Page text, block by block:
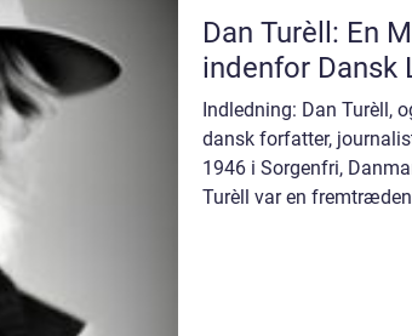
Dan Turèll: En
indenfor Dansk
Indledning: Dan Turèll,
dansk forfatter,
1946 i Sorgenfri,
Turèll var en